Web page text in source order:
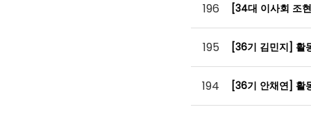
196 [34대 이사회 조
195 [36기 김민지] 활
194 [36기 안채연] 활